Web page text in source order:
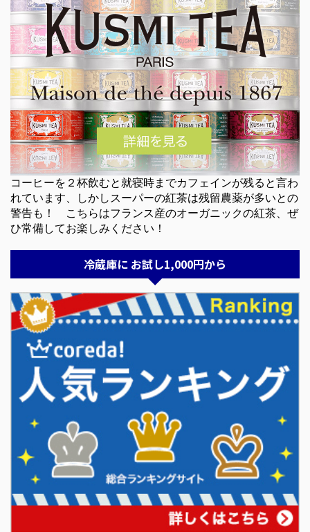
コーヒーを２杯飲むと就寝時までカフェインが残ると言わ
れています、しかしスーパーの紅茶は残留農薬が多いとの
警告も！ こちらはフランス産のオーガニックの紅茶、ぜ
ひ常備してお楽しみください！
冷蔵庫に お試し1,000円から